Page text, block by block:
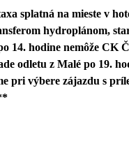
splatná na mieste v
hydroplánom,
14. hodine nemôže
odletu z Malé po 19.
pri výbere zájazdu s